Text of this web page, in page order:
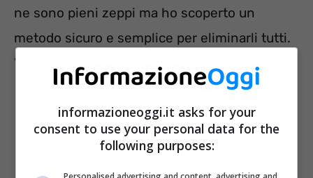
ne sono pieni zeppi ma ho scoperto un
metodo sicuro e semplice per eliminarli tutti.
Vediamo, nel dettaglio, che cosa occorre fare.
informazioneoggi.it asks for your
consent to use your personal data for the
following purposes: